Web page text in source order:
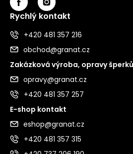
Rychlý kontakt
+420 481 357 216
obchod@granat.cz
Zakázková výroba, opravy
opravy@granat.cz
+420 481 357 257
E-shop kontakt
eshop@granat.cz
+420 481 357 315